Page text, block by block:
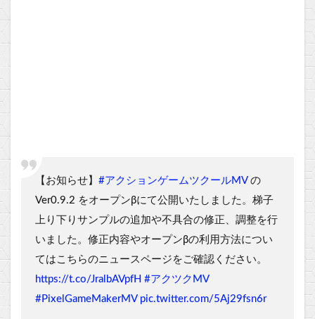
【お知らせ】 #アクションゲームツクールMVの
Ver0.9.2 をオープンβにて公開いたしました。梯子
上り下りサンプルの追加や不具合の修正、調整を行
いました。修正内容やオープンβの利用方法につい
てはこちらのニュースページをご確認ください。
https://t.co/JralbAVpfH #アクツクMV
#PixelGameMakerMV pic.twitter.com/5Aj29fsn6r